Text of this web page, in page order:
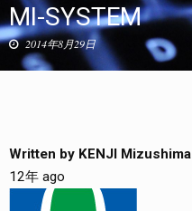
MI-SYSTEM
2014年8月29日
Written by KENJI Mizushima
12年 ago